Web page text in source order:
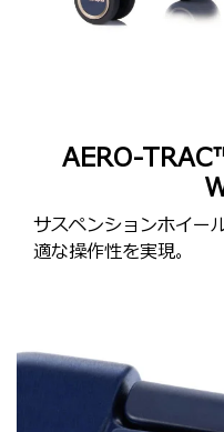
AERO-
サスペンションホイー
適な操作性を実現。